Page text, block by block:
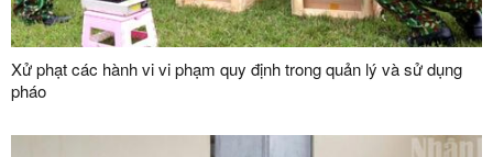
Xử phạt các hành vi vi phạm quy định trong quản lý và sử dụng
pháo